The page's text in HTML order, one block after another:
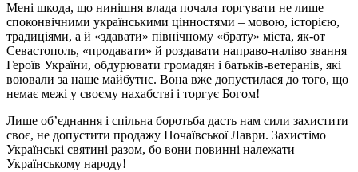
Мені шкода, що нинішня влада почала торгувати не лише
споконвічними українськими цінностями – мовою, історією,
традиціями, а й «здавати» північному «брату» міста, як-от
Севастополь, «продавати» й роздавати направо-наліво звання
Героїв України, обдурювати громадян і батьків-ветеранів, які
воювали за наше майбутнє. Вона вже допустилася до того, що
немає межі у своєму нахабстві і торгує Богом!
Лише об’єднання і спільна боротьба дасть нам сили захистити
своє, не допустити продажу Почаївської Лаври. Захистімо
Українські святині разом, бо вони повинні належати
Українському народу!